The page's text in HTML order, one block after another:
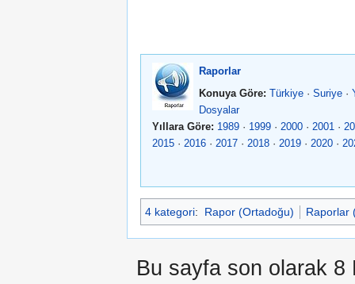
Raporlar
Konuya Göre: Türkiye· Suriye·
Dosyalar
Yıllara Göre: 1989 · 1999 · 2000 · 2001 ·
2015 · 2016 · 2017 · 2018 · 2019 · 2020 ·
4 kategori: Rapor (Ortadoğu) Raporlar
Bu sayfa son olarak